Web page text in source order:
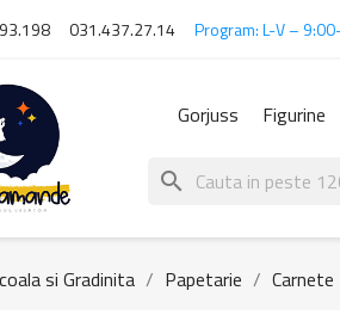
031.437.27.14 Program: L-V –
Gorjuss Figurine
search
si Gradinita Papetarie Carnete